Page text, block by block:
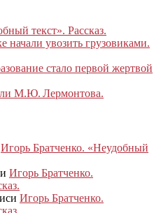
текст». Рассказ.
начали увозить грузовиками.
стало первой жертвой
М.Ю. Лермонтова.
Игорь Братченко. «Неудобный
Игорь Братченко.
Игорь Братченко.